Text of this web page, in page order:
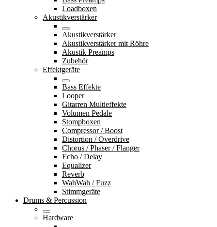
Loadboxen
Akustikverstärker
Akustikverstärker
Akustikverstärker mit Röhre
Akustik Preamps
Zubehör
Effektgeräte
Bass Effekte
Looper
Gitarren Multieffekte
Volumen Pedale
Stompboxen
Compressor / Boost
Distortion / Overdrive
Chorus / Phaser / Flanger
Echo / Delay
Equalizer
Reverb
WahWah / Fuzz
Stimmgeräte
Drums & Percussion
Hardware